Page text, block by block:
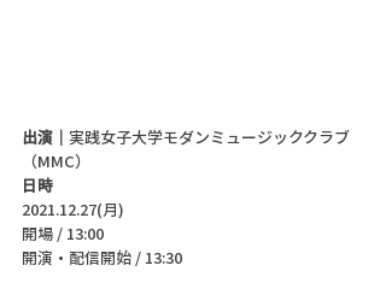
出演｜ 実践女子大学モダンミュージッククラブ
（MMC）
日時
2021.12.27(月)
開場 / 13:00
開演・配信開始 / 13:30